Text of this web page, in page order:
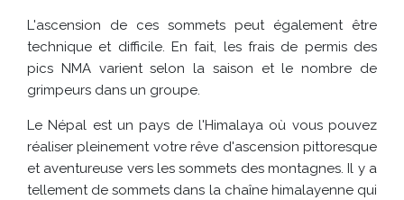
L'ascension de ces sommets peut également être
technique et difficile. En fait, les frais de permis des
pics NMA varient selon la saison et le nombre de
grimpeurs dans un groupe.
Le Népal est un pays de l'Himalaya où vous pouvez
réaliser pleinement votre rêve d'ascension pittoresque
et aventureuse vers les sommets des montagnes. Il y a
tellement de sommets dans la chaîne himalayenne qui